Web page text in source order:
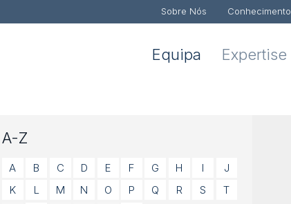
Sobre Nós Conhecimento
Equipa Expertise
A-Z
A B C D E F G H I
J
K
L M N O P Q R S
T